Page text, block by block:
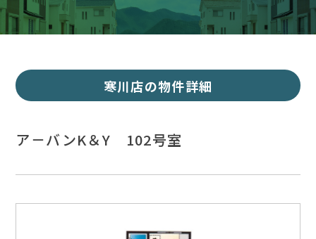
寒川店の物件詳細
ア－バンK＆Y 102号室